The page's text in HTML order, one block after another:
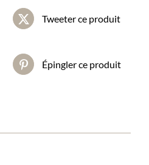
Tweeter ce produit
Épingler ce produit